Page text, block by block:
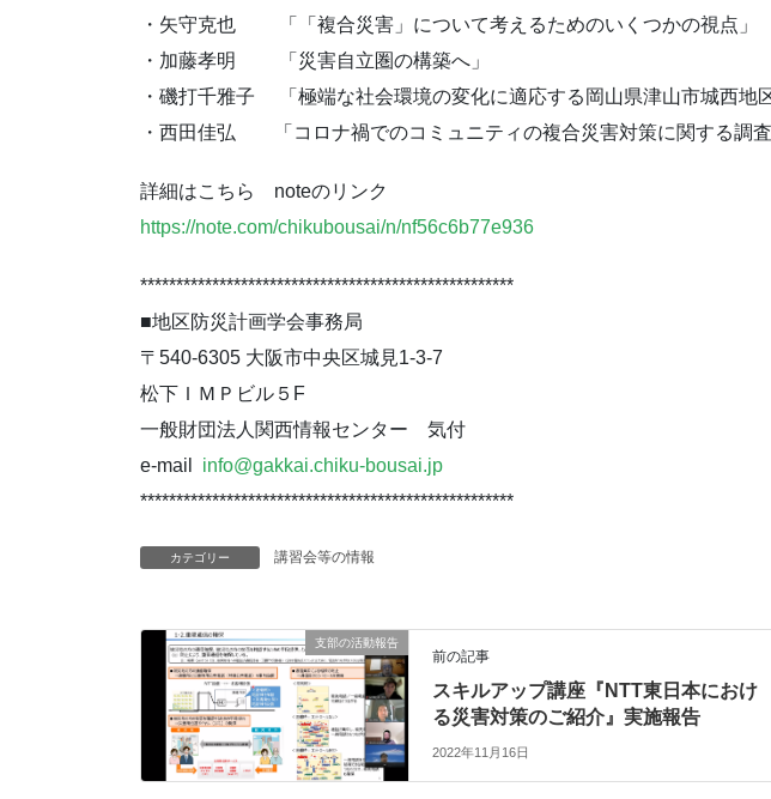
・矢守克也 「「複合災害」について考えるためのいくつかの視点」
・加藤孝明 「災害自立圏の構築へ」
・磯打千雅子 「極端な社会環境の変化に適応する岡山県津山市城西地
・西田佳弘 「コロナ禍でのコミュニティの複合災害対策に関する調
詳細はこちら noteのリンク
https://note.com/chikubousai/n/nf56c6b77e936
****************************************************
■地区防災計画学会事務局
〒540-6305 大阪市中央区城見1-3-7
松下ＩＭＰビル５F
一般財団法人関西情報センター 気付
e-mail info@gakkai.chiku-bousai.jp
****************************************************
カテゴリー 講習会等の情報
支部の活動報告
前の記事
スキルアップ講座『NTT東日本におけ
る災害対策のご紹介』実施報告
2022年11月16日